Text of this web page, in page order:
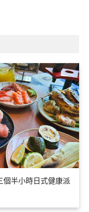
個半小時日式健康派